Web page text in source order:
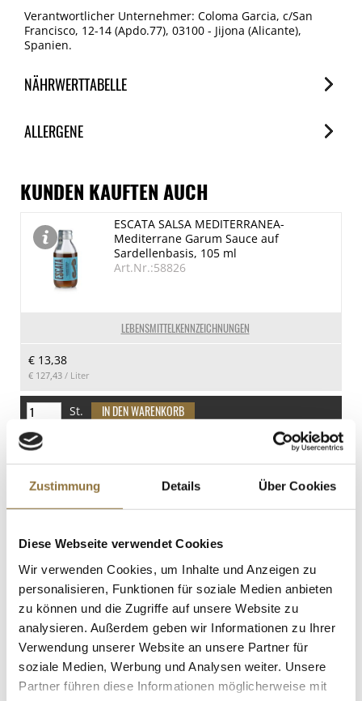
Zustimmung Details Über Cookies
Diese Webseite verwendet Cookies
Wir verwenden Cookies, um Inhalte und Anzeigen zu
personalisieren, Funktionen für soziale Medien anbieten
zu können und die Zugriffe auf unsere Website zu
analysieren. Außerdem geben wir Informationen zu Ihrer
Verwendung unserer Website an unsere Partner für
soziale Medien, Werbung und Analysen weiter. Unsere
Partner führen diese Informationen möglicherweise mit
Verantwortlicher Unternehmer: Coloma Garcia, c/San
Francisco, 12-14 (Apdo.77), 03100 - Jijona (Alicante),
Spanien.
NÄHRWERTTABELLE
je 100g
Fett
36 g
davon gesättigte Fettsäuren
3 g
Kohlenhydrate
38 g
Eiweiß
18 g
Salz
0.05 g
ALLERGENE
Spuren / Enthalten
Eier
Enthalten
Schalenfrüchte (Mandel)
Enthalten
KUNDEN KAUFTEN AUCH
LEBENSMITTELKENNZEICHNUNGEN
ESCATA SALSA MEDITERRANEA-
Mediterrane Garum Sauce auf
Sardellenbasis, 105 ml
Art.Nr.:58826
€ 13,38
€ 127,43 / Liter
St.
Püree/Mark - Feige, fein passiert, 680 g
Art.Nr.:30948
€ 11,95
€ 17,57/ kg
St.
Chili-Creme - Sriracha Mayoo, scharf,